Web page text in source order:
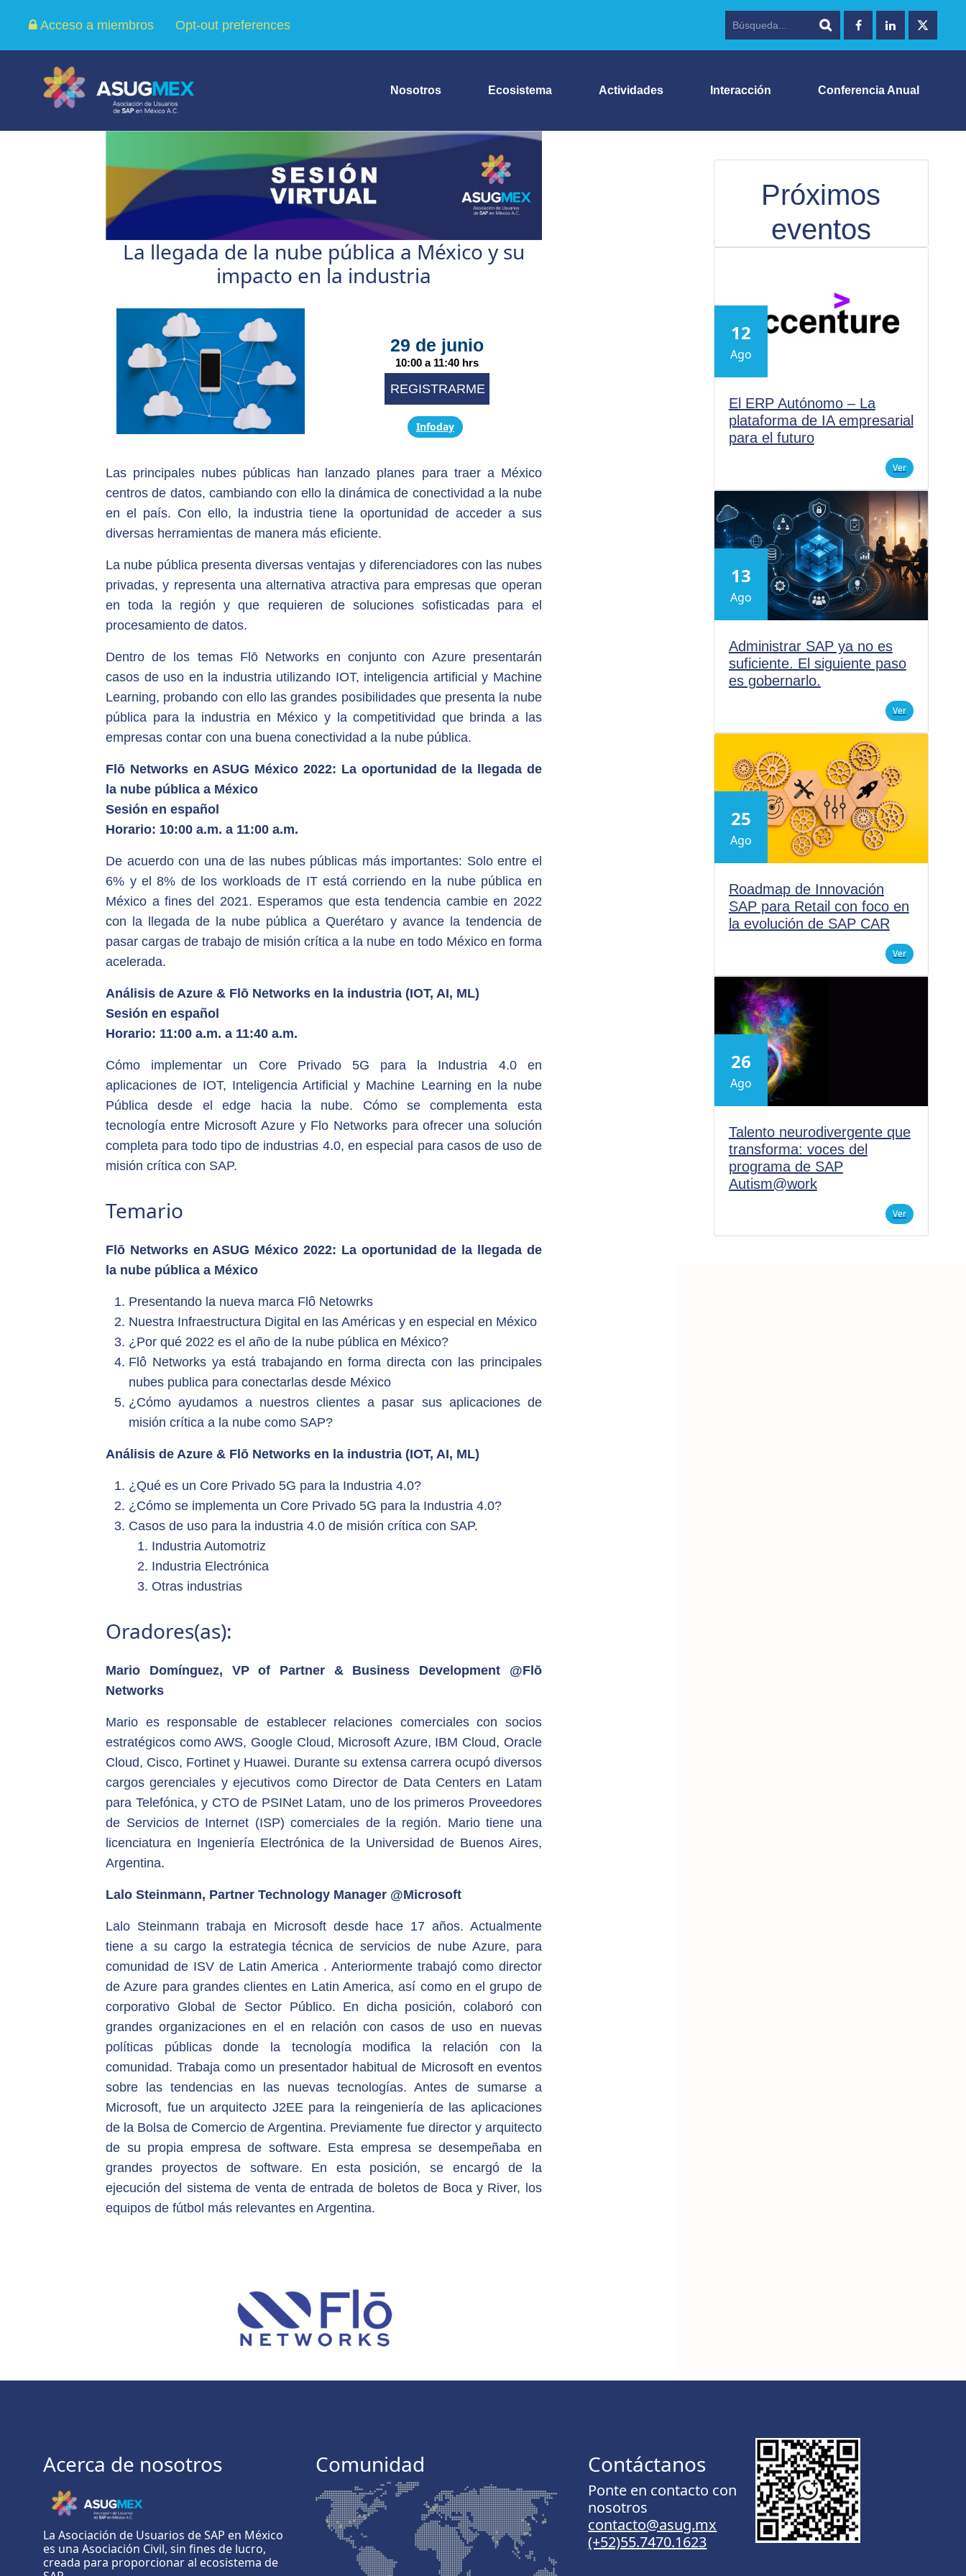
Acceso a miembros Opt-out preferences
Nosotros Ecosistema Actividades Interacción Conferencia Anual
La llegada de la nube pública a México y su
impacto en la industria
29 de junio
10:00 a 11:40 hrs
REGISTRARME
Infoday
Las principales nubes públicas han lanzado planes para traer a México
centros de datos, cambiando con ello la dinámica de conectividad a la nube
en el país. Con ello, la industria tiene la oportunidad de acceder a sus
diversas herramientas de manera más eficiente.
La nube pública presenta diversas ventajas y diferenciadores con las nubes
privadas, y representa una alternativa atractiva para empresas que operan
en toda la región y que requieren de soluciones sofisticadas para el
procesamiento de datos.
Dentro de los temas Flō Networks en conjunto con Azure presentarán
casos de uso en la industria utilizando IOT, inteligencia artificial y Machine
Learning, probando con ello las grandes posibilidades que presenta la nube
pública para la industria en México y la competitividad que brinda a las
empresas contar con una buena conectividad a la nube pública.
Flō Networks en ASUG México 2022: La oportunidad de la llegada de
la nube pública a México
Sesión en español
Horario: 10:00 a.m. a 11:00 a.m.
De acuerdo con una de las nubes públicas más importantes: Solo entre el
6% y el 8% de los workloads de IT está corriendo en la nube pública en
México a fines del 2021. Esperamos que esta tendencia cambie en 2022
con la llegada de la nube pública a Querétaro y avance la tendencia de
pasar cargas de trabajo de misión crítica a la nube en todo México en forma
acelerada.
Análisis de Azure & Flō Networks en la industria (IOT, AI, ML)
Sesión en español
Horario: 11:00 a.m. a 11:40 a.m.
Cómo implementar un Core Privado 5G para la Industria 4.0 en
aplicaciones de IOT, Inteligencia Artificial y Machine Learning en la nube
Pública desde el edge hacia la nube. Cómo se complementa esta
tecnología entre Microsoft Azure y Flo Networks para ofrecer una solución
completa para todo tipo de industrias 4.0, en especial para casos de uso de
misión crítica con SAP.
Temario
Flō Networks en ASUG México2022: La oportunidad de la llegada de
la nube pública a México
Presentando la nueva marca Flô Netowrks
Nuestra Infraestructura Digital en las Américas y en especial en México
¿Por qué 2022 es el año de la nube pública en México?
Flô Networks ya está trabajando en forma directa con las principales
nubes publica para conectarlas desde México
¿Cómo ayudamos a nuestros clientes a pasar sus aplicaciones de
misión crítica a la nube como SAP?
Análisis de Azure & Flō Networks en la industria (IOT, AI, ML)
¿Qué es un Core Privado 5G para la Industria 4.0?
¿Cómo se implementa un Core Privado 5G para la Industria 4.0?
Casos de uso para la industria 4.0 de misión crítica con SAP.
Industria Automotriz
Industria Electrónica
Otras industrias
Oradores(as):
Mario Domínguez, VP of Partner & Business Development @Flō
Networks
Mario es responsable de establecer relaciones comerciales con socios
estratégicos como AWS, Google Cloud, Microsoft Azure, IBM Cloud, Oracle
Cloud, Cisco, Fortinet y Huawei. Durante su extensa carrera ocupó diversos
cargos gerenciales y ejecutivos como Director de Data Centers en Latam
para Telefónica, y CTO de PSINet Latam, uno de los primeros Proveedores
de Servicios de Internet (ISP) comerciales de la región. Mario tiene una
licenciatura en Ingeniería Electrónica de la Universidad de Buenos Aires,
Argentina.
Lalo Steinmann, Partner Technology Manager @Microsoft
Lalo Steinmann trabaja en Microsoft desde hace 17 años. Actualmente
tiene a su cargo la estrategia técnica de servicios de nube Azure, para
comunidad de ISV de Latin America . Anteriormente trabajó como director
de Azure para grandes clientes en Latin America, así como en el grupo de
corporativo Global de Sector Público. En dicha posición, colaboró con
grandes organizaciones en el en relación con casos de uso en nuevas
políticas públicas donde la tecnología modifica la relación con la
comunidad. Trabaja como un presentador habitual de Microsoft en eventos
sobre las tendencias en las nuevas tecnologías. Antes de sumarse a
Microsoft, fue un arquitecto J2EE para la reingeniería de las aplicaciones
de la Bolsa de Comercio de Argentina. Previamente fue director y arquitecto
de su propia empresa de software. Esta empresa se desempeñaba en
grandes proyectos de software. En esta posición, se encargó de la
ejecución del sistema de venta de entrada de boletos de Boca y River, los
equipos de fútbol más relevantes en Argentina.
Próximos
eventos
12
Ago
El ERP Autónomo – La
plataforma de IA empresarial
para el futuro
Ver
13
Ago
Administrar SAP ya no es
suficiente. El siguiente paso
es gobernarlo.
Ver
25
Ago
Roadmap de Innovación
SAP para Retail con foco en
la evolución de SAP CAR
Ver
26
Ago
Talento neurodivergente que
transforma: voces del
programa de SAP
Autism@work
Ver
Acerca de nosotros
La Asociación de Usuarios de SAP en México
es una Asociación Civil, sin fines de lucro,
creada para proporcionar al ecosistema de
Comunidad Contáctanos
Ponte en contacto con
nosotros
contacto@asug.mx
(+52)55.7470.1623